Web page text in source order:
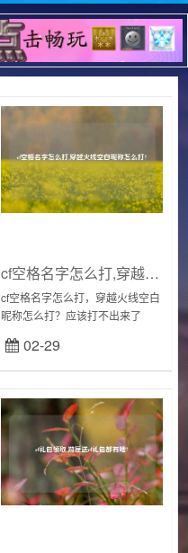
cf空格名字怎么打,穿越火线空白昵称怎么打?
cf空格名字怎么打，穿越火线空白
昵称怎么打？应该打不出来了
一串特殊的字符串。就相当于一
个符号。只是由于系统局限显示
02-29